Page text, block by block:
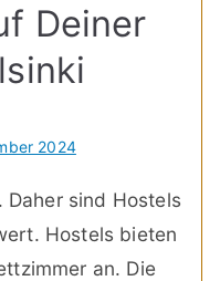
Deiner
2024
Daher sind Hostels
Hostels bieten
an. Die